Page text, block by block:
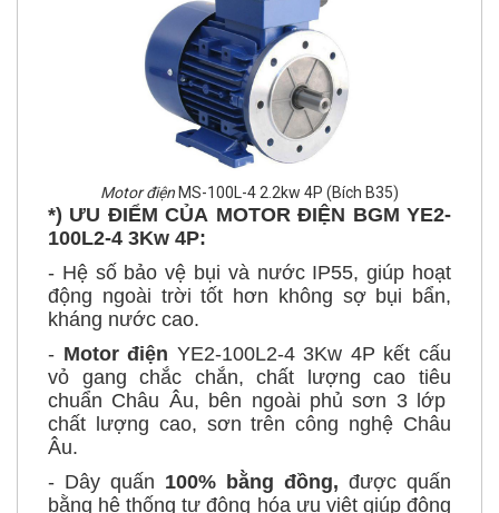
MS-100L-4 2.2kw 4P (Bích B35)
*) ƯU ĐIỂM CỦA MOTOR ĐIỆN BGM YE2-
100L2-4​ 3Kw 4P:
- Hệ số bảo vệ bụi và nước IP55, giúp hoạt
động ngoài trời tốt hơn không sợ bụi bẩn,
kháng nước cao.
-Motor điệnYE2-100L2-4 3Kw 4P
vỏ gang chắc chắn, chất lượng cao tiêu
chuẩn Châu Âu, bên ngoài phủ sơn 3 lớp
chất lượng cao, sơn trên công nghệ Châu
Âu.
- Dây quấn
bằng hệ thống tự động hóa ưu việt giúp động
cơ hoạt động tối ưu, động cơ mát và bền